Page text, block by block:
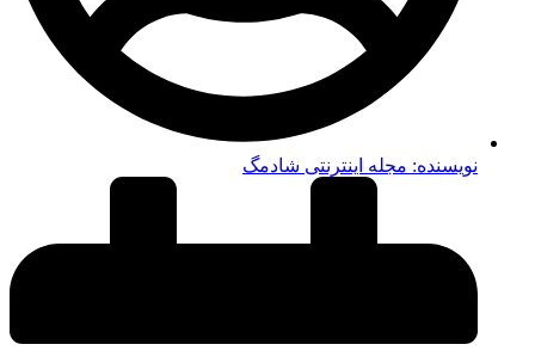
نویسنده: مجله اینترنتی شادمگ